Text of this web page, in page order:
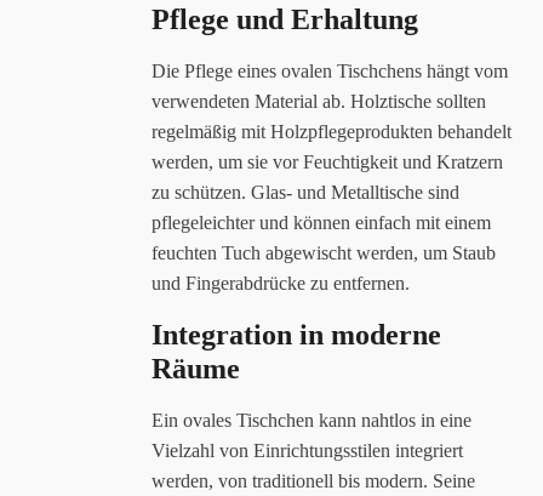
Pflege und Erhaltung
Die Pflege eines ovalen Tischchens hängt vom
verwendeten Material ab. Holztische sollten
regelmäßig mit Holzpflegeprodukten behandelt
werden, um sie vor Feuchtigkeit und Kratzern
zu schützen. Glas- und Metalltische sind
pflegeleichter und können einfach mit einem
feuchten Tuch abgewischt werden, um Staub
und Fingerabdrücke zu entfernen.
Integration in moderne
Räume
Ein ovales Tischchen kann nahtlos in eine
Vielzahl von Einrichtungsstilen integriert
werden, von traditionell bis modern. Seine